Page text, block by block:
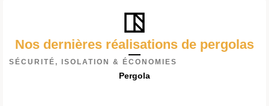
Nos dernières réalisations de pergolas
SÉCURITÉ, ISOLATION & ÉCONOMIES
Pergola